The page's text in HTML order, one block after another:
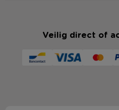
Veilig direct of